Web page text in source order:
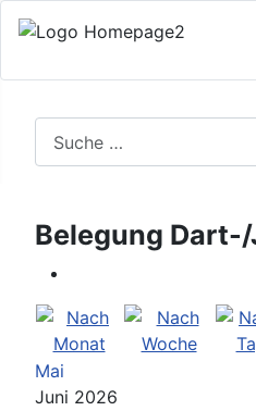
Belegung
Mai
Juni 2026